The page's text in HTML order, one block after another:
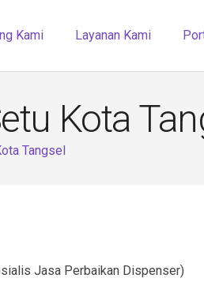
Kami Layanan Kami
Kota
Tangsel
Jasa Perbaikan Dispenser)